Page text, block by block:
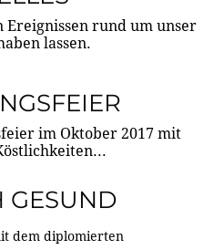
rund um unser
lassen.
im Oktober 2017 mit
GESUND
dem diplomierten